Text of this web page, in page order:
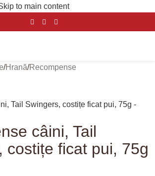
to main content
/Hrană/Recompense
câini, Tail
costițe ficat pui, 75g